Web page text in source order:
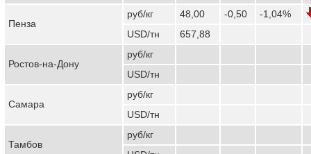
Пенза
руб/кг 48,00 -0,50
-1,04%
USD/тн
657,88
Ростов-на-Дону
руб/кг
USD/тн
Самара
руб/кг
USD/тн
Тамбов
руб/кг